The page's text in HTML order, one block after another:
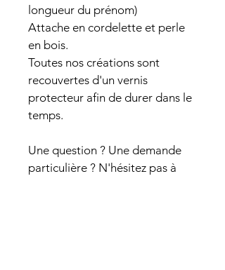
longueur du prénom)
Attache en cordelette et perle
en bois.
Toutes nos créations sont
recouvertes d'un vernis
protecteur afin de durer dans le
temps.
Une question ? Une demande
particulière ? N'hésitez pas à